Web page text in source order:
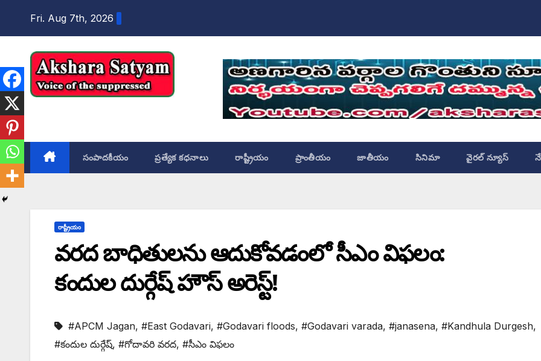
Fri. Aug 7th, 2026
సంపాదకీయం ప్రత్యేక కధనాలు రాష్ట్రీయం ప్రాంతీయం జాతీయం సినిమా వైరల్ న్యూస్
రాష్ట్రీయం
వరద బాధితులను ఆదుకోవడంలో సీఎం విఫలం:
కందుల దుర్గేష్ హౌస్ అరెస్ట్!
#APCM Jagan, #East Godavari, #Godavari floods, #Godavari varada, #janasena, #Kandhula Durgesh,
#కందుల దుర్గేష్, #గోదావరి వరద, #సీఎం విఫలం